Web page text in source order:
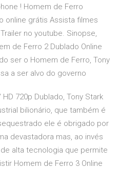
! Homem de Ferro
online grátis Assista filmes
no youtube. Sinopse,
de Ferro 2 Dublado Online
ser o Homem de Ferro, Tony
a ser alvo do governo
720p Dublado, Tony Stark
bilionário, que também é
ele é obrigado por
devastadora mas, ao invés
alta tecnologia que permite
Homem de Ferro 3 Online